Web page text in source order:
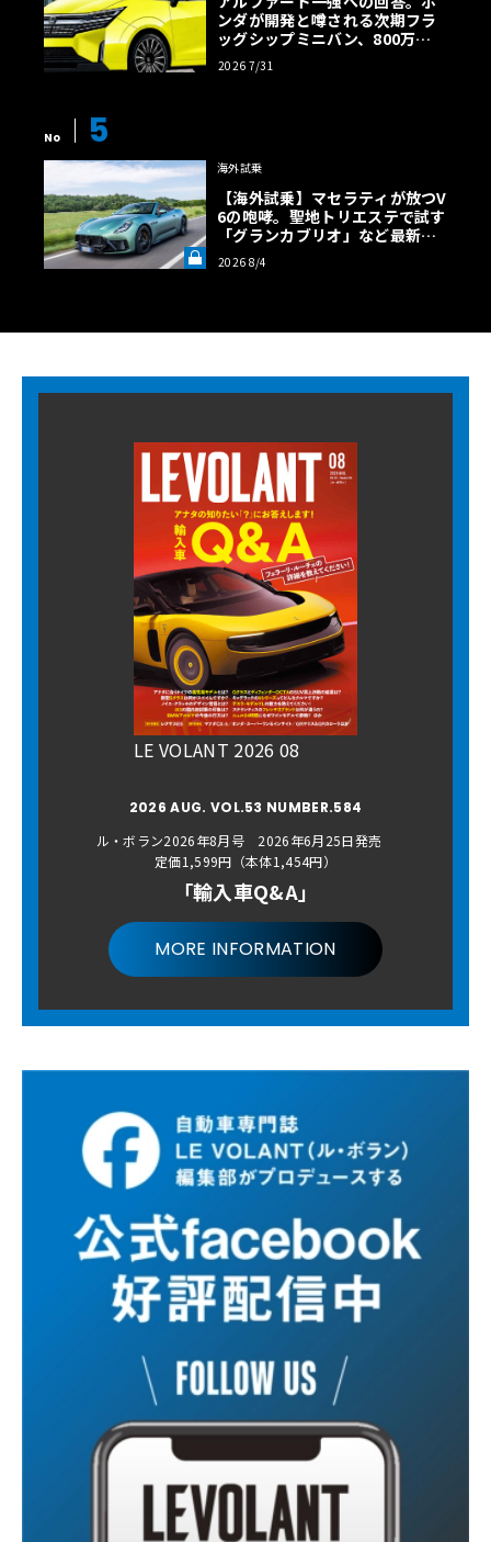
ンダが開発と噂される次期フラ
ッグシップミニバン、800万円
超の勝算【予想CG】
2026 7/31
No 5
海外試乗
【海外試乗】マセラティが放つV
6の咆哮。聖地トリエステで試す
「グランカブリオ」など最新ト
ロフェオ3台の官能評価《LE VO
LANT LAB》
2026 8/4
LE VOLANT 2026 08
2026 AUG. VOL.53 NUMBER.584
ル・ボラン2026年8月号 2026年6月25日発売
定価1,599円（本体1,454円）
「輸入車Q&A」
MORE INFORMATION